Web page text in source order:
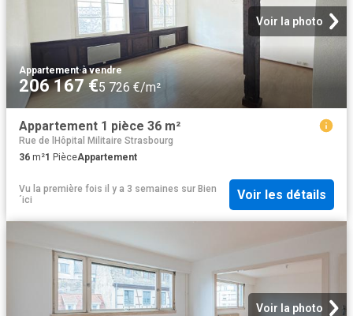
Voir la photo
Appartement·à vendre
206 167 €5 726 €/m²
Appartement 1 pièce 36 m²
Rue de lHôpital Militaire Strasbourg
36 m²1 PièceAppartement
Vu la première fois il y a 3 semaines sur Bien
´ici
Voir les détails
Voir la photo